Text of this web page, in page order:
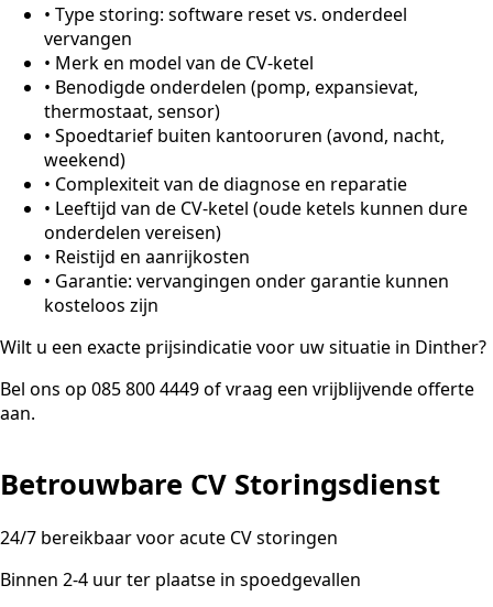
• Type storing: software reset vs. onderdeel
vervangen
• Merk en model van de CV-ketel
• Benodigde onderdelen (pomp, expansievat,
thermostaat, sensor)
• Spoedtarief buiten kantooruren (avond, nacht,
weekend)
• Complexiteit van de diagnose en reparatie
• Leeftijd van de CV-ketel (oude ketels kunnen dure
onderdelen vereisen)
• Reistijd en aanrijkosten
• Garantie: vervangingen onder garantie kunnen
kosteloos zijn
Wilt u een exacte prijsindicatie voor uw situatie in Dinther?
Bel ons op 085 800 4449 of vraag een vrijblijvende offerte
aan.
Betrouwbare CV Storingsdienst
24/7 bereikbaar voor acute CV storingen
Binnen 2-4 uur ter plaatse in spoedgevallen